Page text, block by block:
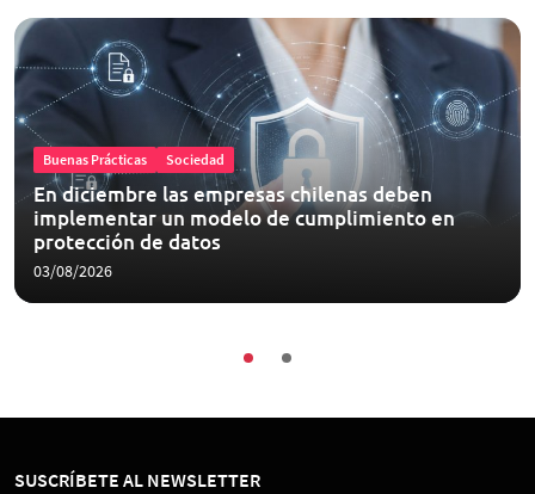
Buenas Prácticas Sociedad
En diciembre las empresas chilenas deben
implementar un modelo de cumplimiento en
protección de datos
03/08/2026
SUSCRÍBETE AL NEWSLETTER